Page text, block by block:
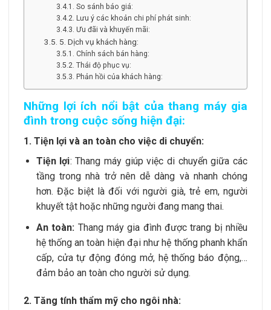
So sánh báo giá:
Lưu ý các khoản chi phí phát sinh:
Ưu đãi và khuyến mãi:
5. Dịch vụ khách hàng:
Chính sách bán hàng:
Thái độ phục vụ:
Phản hồi của khách hàng:
Những lợi ích nổi bật của thang máy gia
đình trong cuộc sống hiện đại:
1. Tiện lợi và an toàn cho việc di chuyển:
Tiện lợi: Thang máy giúp việc di chuyển giữa các
tầng trong nhà trở nên dễ dàng và nhanh chóng
hơn. Đặc biệt là đối với người già, trẻ em, người
khuyết tật hoặc những người đang mang thai.
An toàn: Thang máy gia đình được trang bị nhiều
hệ thống an toàn hiện đại như hệ thống phanh khẩn
cấp, cửa tự động đóng mở, hệ thống báo động,…
đảm bảo an toàn cho người sử dụng.
2. Tăng tính thẩm mỹ cho ngôi nhà: